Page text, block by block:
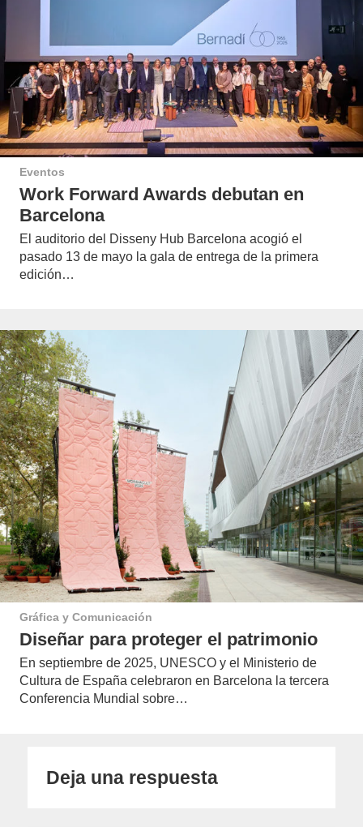
Eventos
Work Forward Awards debutan en
Barcelona
El auditorio del Disseny Hub Barcelona acogió el
pasado 13 de mayo la gala de entrega de la primera
edición…
Gráfica y Comunicación
Diseñar para proteger el patrimonio
En septiembre de 2025, UNESCO y el Ministerio de
Cultura de España celebraron en Barcelona la tercera
Conferencia Mundial sobre…
Deja una respuesta